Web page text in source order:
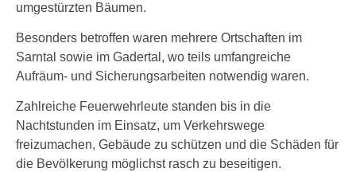
umgestürzten Bäumen.
Besonders betroffen waren mehrere Ortschaften im
Sarntal sowie im Gadertal, wo teils umfangreiche
Aufräum- und Sicherungsarbeiten notwendig waren.
Zahlreiche Feuerwehrleute standen bis in die
Nachtstunden im Einsatz, um Verkehrswege
freizumachen, Gebäude zu schützen und die Schäden für
die Bevölkerung möglichst rasch zu beseitigen.